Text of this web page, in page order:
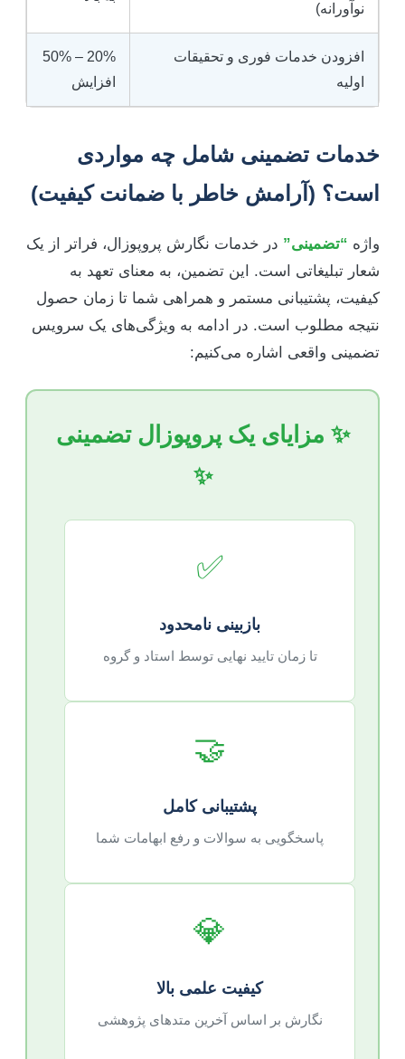
نوآورانه)
افزودن خدمات فوری و تحقیقات
اولیه
20% – 50%
افزایش
خدمات تضمینی شامل چه مواردی
است؟ (آرامش خاطر با ضمانت کیفیت)
واژه “تضمینی” در خدمات نگارش پروپوزال، فراتر از یک
شعار تبلیغاتی است. این تضمین، به معنای تعهد به
کیفیت، پشتیبانی مستمر و همراهی شما تا زمان حصول
نتیجه مطلوب است. در ادامه به ویژگی‌های یک سرویس
تضمینی واقعی اشاره می‌کنیم:
✨ مزایای یک پروپوزال تضمینی
✨
✅
بازبینی نامحدود
تا زمان تایید نهایی توسط استاد و گروه
🤝
پشتیبانی کامل
پاسخگویی به سوالات و رفع ابهامات شما
💎
کیفیت علمی بالا
نگارش بر اساس آخرین متدهای پژوهشی